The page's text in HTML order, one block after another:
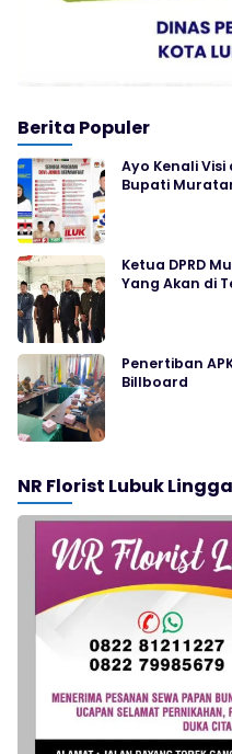
Berita Populer
Ayo Kenali
Bupati
Ketua DPRD
Yang Akan di
Penertiban
Billboard
NR Florist Lubuk